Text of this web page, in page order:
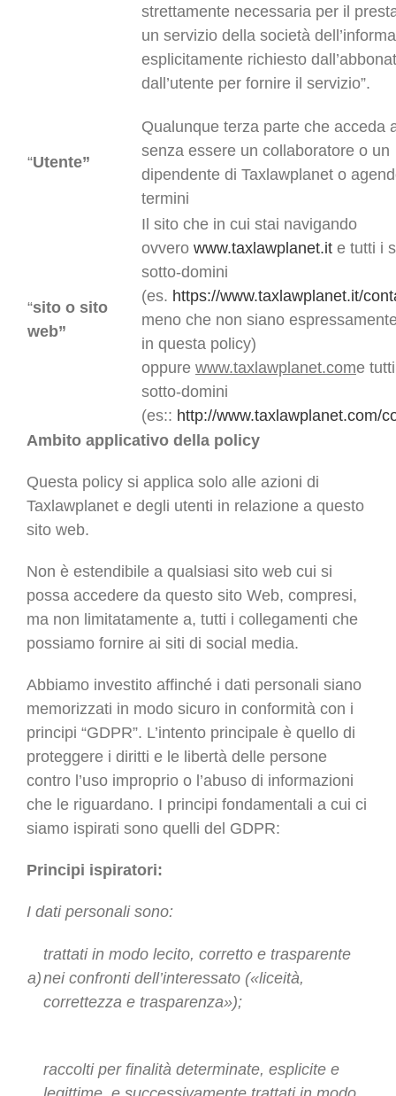
strettamente necessaria per il
un servizio della società
esplicitamente richiesto
dall’utente per fornire il servizio”.
“Utente”
Qualunque terza parte che acceda
senza essere un collaboratore o un
dipendente di Taxlawplanet o
termini
“sito o sito
web”
Il sito che in cui stai navigando
ovvero www.taxlawplanet.it e tutti i
sotto-domini
(es. https://www.taxlawplanet.it/
meno che non siano
in questa policy)
oppure www.taxlawplanet.come
sotto-domini
(es:: http://www.taxlawplanet.com/
Ambito applicativo della policy
Questa policy si applica solo alle azioni di
Taxlawplanet e degli utenti in relazione a questo
sito web.
Non è estendibile a qualsiasi sito web cui si
possa accedere da questo sito Web, compresi,
ma non limitatamente a, tutti i collegamenti che
possiamo fornire ai siti di social media.
Abbiamo investito affinché i dati personali siano
memorizzati in modo sicuro in conformità con i
principi “GDPR”. L’intento principale è quello di
proteggere i diritti e le libertà delle persone
contro l’uso improprio o l’abuso di informazioni
che le riguardano. I principi fondamentali a cui ci
siamo ispirati sono quelli del GDPR:
Principi ispiratori:
I dati personali sono:
a)
trattati in modo lecito, corretto e trasparente
nei confronti dell’interessato («liceità,
correttezza e trasparenza»);
raccolti per finalità determinate, esplicite e